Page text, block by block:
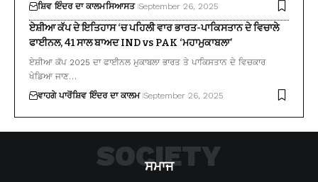
ਸ਼ਿਵ ਇੰਦਰ ਦਾ ਕਾਲਮਸਿਆਸਤ September 26, 2025
ਏਸ਼ੀਆ ਕੱਪ ਦੇ ਇਤਿਹਾਸ ‘ਚ ਪਹਿਲੀ ਵਾਰ ਭਾਰਤ-ਪਾਕਿਸਤਾਨ ਦੇ ਵਿਚਾਲੇ
ਫਾਈਨਲ, 41 ਸਾਲ ਬਾਅਦ IND vs PAK ‘ਮਹਾਮੁਕਾਬਲਾ’
ਏਸ਼ੀਆ ਕੱਪ 2025 ਦਾ ਫਾਈਨਲ ਮੁਕਾਬਲਾ ਭਾਰਤ ਤੇ ਪਾਕਿਸਤਾਨ ਦੇ ਵਿਚਕਾਰ
ਖੇਡਿਆ ਜਾਣ…
ਵਾਹਗੇ ਪਾਰੋਂਸ਼ਿਵ ਇੰਦਰ ਦਾ ਕਾਲਮ September 26, 2025
ਸਮਾਜ
SOCIETY